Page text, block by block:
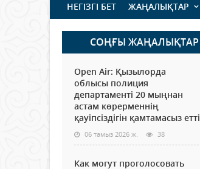
НЕГІЗГІ БЕТ ЖАҢАЛЫҚТАР
СОҢҒЫ ЖАҢАЛЫҚТАР
Open Air: Қызылорда
облысы полиция
департаменті 20 мыңнан
астам көрерменнің
қауіпсіздігін қамтамасыз етті
06 тамыз 2026 ж. 38
Как могут проголосовать